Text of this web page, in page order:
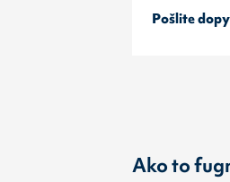
Pošlite
Ako to